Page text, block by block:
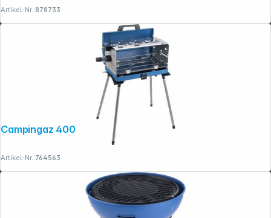
Artikel-Nr.:878733
Campingaz 400 SGR Koffergasgrillgerät
Artikel-Nr.:764563
Folgen Sie uns auf